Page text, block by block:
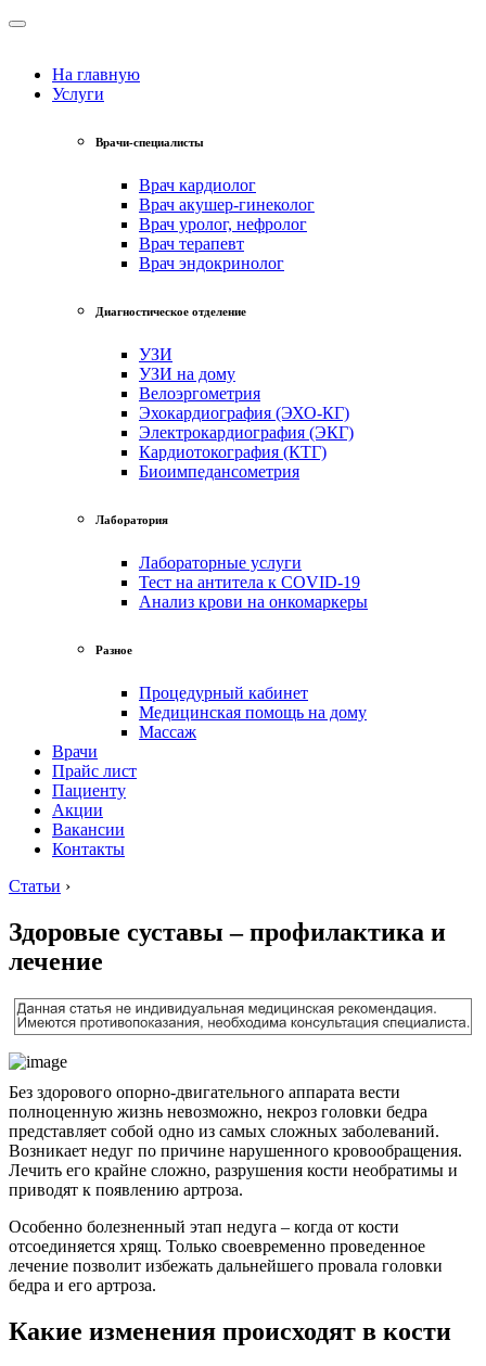
На главную
Услуги
Врачи-специалисты
Врач кардиолог
Врач акушер-гинеколог
Врач уролог, нефролог
Врач терапевт
Врач эндокринолог
Диагностическое отделение
УЗИ
УЗИ на дому
Велоэргометрия
Эхокардиография (ЭХО-КГ)
Электрокардиография (ЭКГ)
Кардиотокография (КТГ)
Биоимпедансометрия
Лаборатория
Лабораторные услуги
Тест на антитела к COVID-19
Анализ крови на онкомаркеры
Разное
Процедурный кабинет
Медицинская помощь на дому
Массаж
Врачи
Прайс лист
Пациенту
Акции
Вакансии
Контакты
Статьи ›
Здоровые суставы – профилактика и
лечение
Без здорового опорно-двигательного аппарата вести
полноценную жизнь невозможно, некроз головки бедра
представляет собой одно из самых сложных заболеваний.
Возникает недуг по причине нарушенного кровообращения.
Лечить его крайне сложно, разрушения кости необратимы и
приводят к появлению артроза.
Особенно болезненный этап недуга – когда от кости
отсоединяется хрящ. Только своевременно проведенное
лечение позволит избежать дальнейшего провала головки
бедра и его артроза.
Какие изменения происходят в кости